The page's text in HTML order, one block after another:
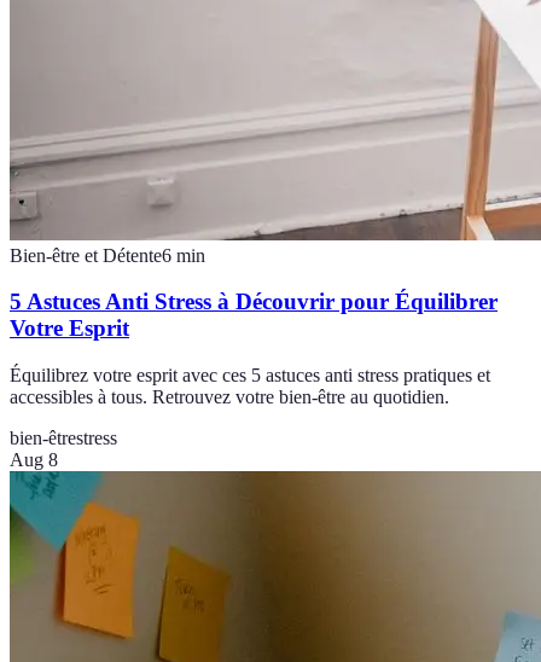
Bien-être et Détente6 min
5 Astuces Anti Stress à Découvrir pour Équilibrer
Votre Esprit
Équilibrez votre esprit avec ces 5 astuces anti stress pratiques et
accessibles à tous. Retrouvez votre bien-être au quotidien.
bien-êtrestress
Aug 8